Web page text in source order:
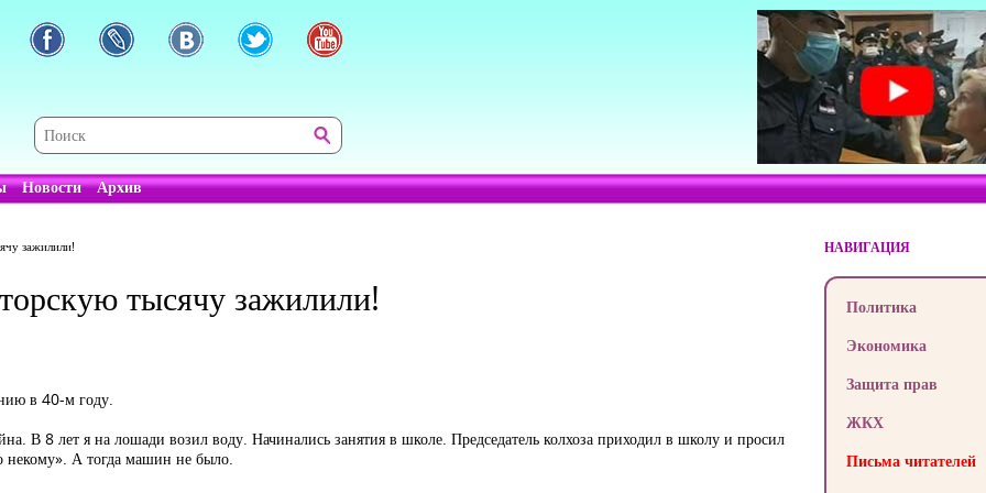
Новости Архив
зажилили!
тысячу зажилили!
в 40-м году.
В 8 лет я на лошади возил воду. Начинались занятия в школе. Председатель колхоза приходил в школу и просил
некому». А тогда машин не было.
НАВИГАЦИЯ
Политика
Экономика
Защита прав
ЖКХ
Письма читателей